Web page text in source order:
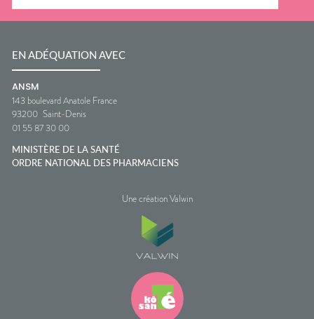
EN ADÉQUATION AVEC
ANSM
143 boulevard Anatole France
93200 Saint-Denis
01 55 87 30 00
MINISTÈRE DE LA SANTÉ
ORDRE NATIONAL DES PHARMACIENS
Une création Valwin